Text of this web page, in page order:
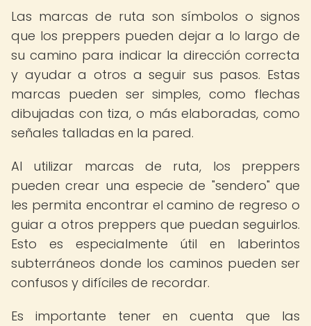
Las marcas de ruta son símbolos o signos
que los preppers pueden dejar a lo largo de
su camino para indicar la dirección correcta
y ayudar a otros a seguir sus pasos. Estas
marcas pueden ser simples, como flechas
dibujadas con tiza, o más elaboradas, como
señales talladas en la pared.
Al utilizar marcas de ruta, los preppers
pueden crear una especie de "sendero" que
les permita encontrar el camino de regreso o
guiar a otros preppers que puedan seguirlos.
Esto es especialmente útil en laberintos
subterráneos donde los caminos pueden ser
confusos y difíciles de recordar.
Es importante tener en cuenta que las